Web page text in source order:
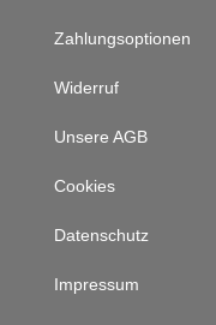
Zahlungsoptionen
Widerruf
Unsere AGB
Cookies
Datenschutz
Impressum